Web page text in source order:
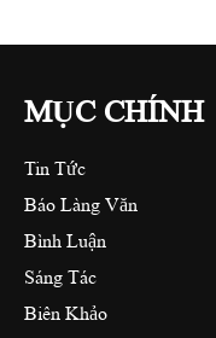
MỤC CHÍNH
Tin Tức
Báo Làng Văn
Bình Luận
Sáng Tác
Biên Khảo